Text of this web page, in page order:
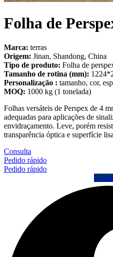
Folha de
Marca: terras
Origem: Jinan, Shandong, China
Tipo de produto: Folha de
Tamanho de rotina (mm):
Personalização : tamanho, cor,
MOQ: 1000 kg (1 tonelada)
Folhas versáteis de Perspex de 4
adequadas para aplicações de
envidraçamento. Leve, porém
transparência óptica e superfície
Consulta
Pedido rápido
Pedido rápido